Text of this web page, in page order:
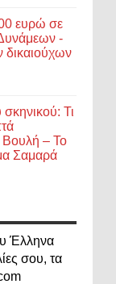
ευρώ σε
-
δικαιούχων
σκηνικού: Τι
Βουλή – Το
Σαμαρά
Έλληνα
σου, τα